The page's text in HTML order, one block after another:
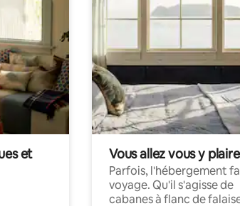
et
Vous allez vous y plaire
Parfois, l'hébergement
voyage. Qu'il s'agisse de
cabanes à flanc de